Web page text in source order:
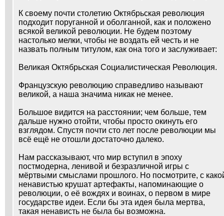
К своему почти столетию Октябрьская революция
подходит поруганной и оболганной, как и положено
всякой великой революции. Не будем поэтому
настолько мелки, чтобы не воздать ей честь и не
назвать полным титулом, как она того и заслуживает:
Великая Октябрьская Социалистическая Революция.
Французскую революцию справедливо называют
великой, а наша значима никак не менее.
Большое видится на расстоянии; чем больше, тем
дальше нужно отойти, чтобы просто окинуть его
взглядом. Спустя почти сто лет после революции мы
всё ещё не отошли достаточно далеко.
Нам рассказывают, что мир вступил в эпоху
постмодерна, ленивой и безразличной игры с
мёртвыми смыслами прошлого. Но посмотрите, с
ненавистью крушат артефакты, напоминающие о
революции, о её вождях и воинах, о первом в мире
государстве идеи. Если бы эта идея была мертва,
такая ненависть не была бы возможна.